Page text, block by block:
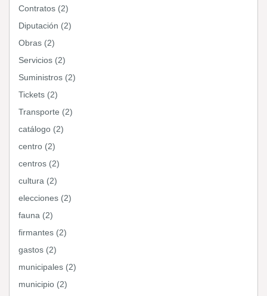
Contratos (2)
Diputación (2)
Obras (2)
Servicios (2)
Suministros (2)
Tickets (2)
Transporte (2)
catálogo (2)
centro (2)
centros (2)
cultura (2)
elecciones (2)
fauna (2)
firmantes (2)
gastos (2)
municipales (2)
municipio (2)